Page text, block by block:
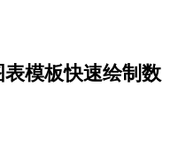
模板快速绘制数